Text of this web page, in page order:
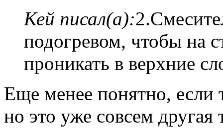
Кей писал(а):
подогревом, чтобы на
проникать в верхние
Еще менее понятно, если
но это уже совсем другая